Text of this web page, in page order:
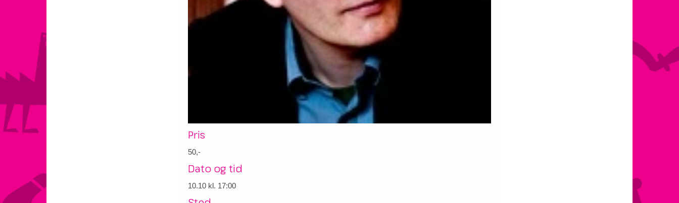
Pris
50,-
Dato og tid
10.10 kl. 17:00